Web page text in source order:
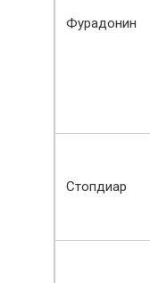
Фурадонин
Стопдиар